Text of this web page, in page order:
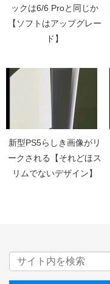
ックは6/6 Proと同じか
【ソフトはアップグレー
ド】
新型PS5らしき画像がリ
ークされる【それどほス
リムでないデザイン】